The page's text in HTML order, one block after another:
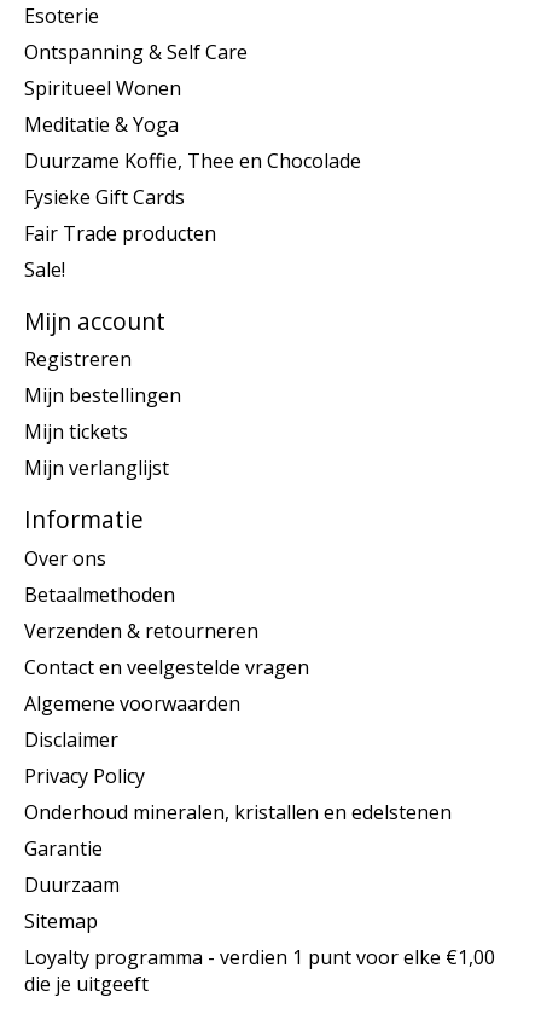
Esoterie
Ontspanning & Self Care
Spiritueel Wonen
Meditatie & Yoga
Duurzame Koffie, Thee en Chocolade
Fysieke Gift Cards
Fair Trade producten
Sale!
Mijn account
Registreren
Mijn bestellingen
Mijn tickets
Mijn verlanglijst
Informatie
Over ons
Betaalmethoden
Verzenden & retourneren
Contact en veelgestelde vragen
Algemene voorwaarden
Disclaimer
Privacy Policy
Onderhoud mineralen, kristallen en edelstenen
Garantie
Duurzaam
Sitemap
Loyalty programma - verdien 1 punt voor elke €1,00
die je uitgeeft